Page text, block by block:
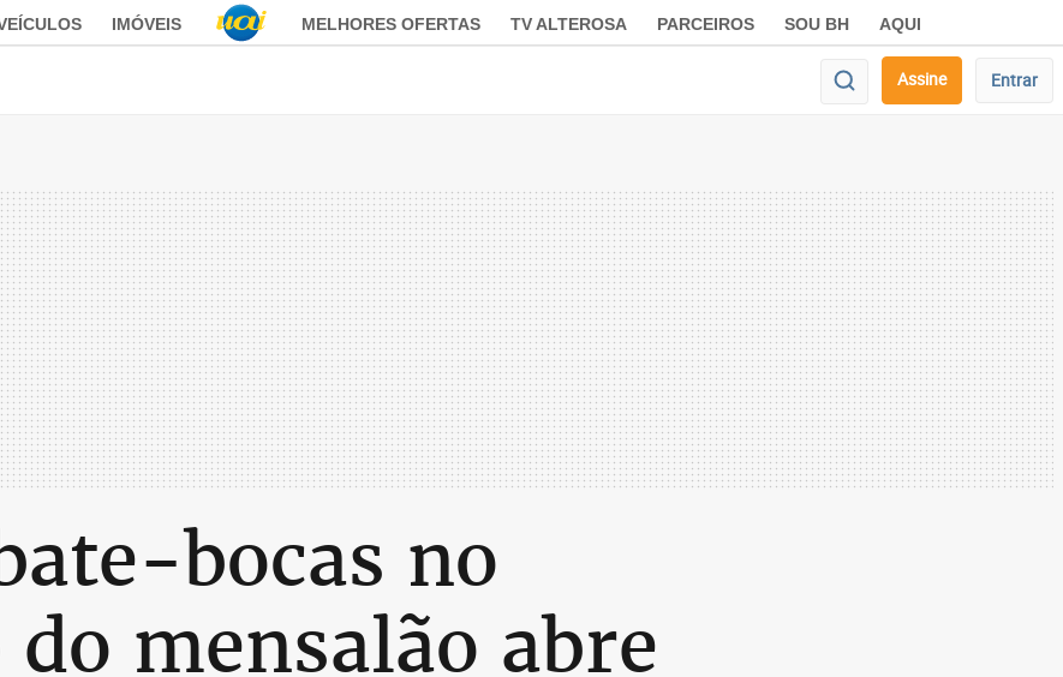
IMÓVEIS MELHORES OFERTAS TV ALTEROSA PARCEIROS SOU BH AQUI
Assine Entrar
bocas no
mensalão abre